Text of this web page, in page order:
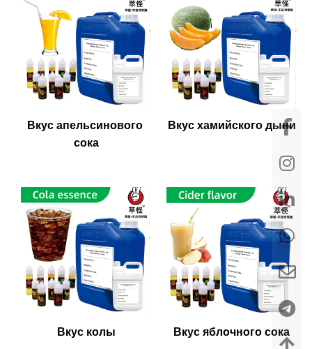
Вкус апельсинового
сока
Вкус хамийского дыни
Вкус колы Вкус яблочного сока